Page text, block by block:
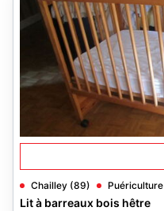
Chailley (89) Puériculture
Lit à barreaux bois hêtre